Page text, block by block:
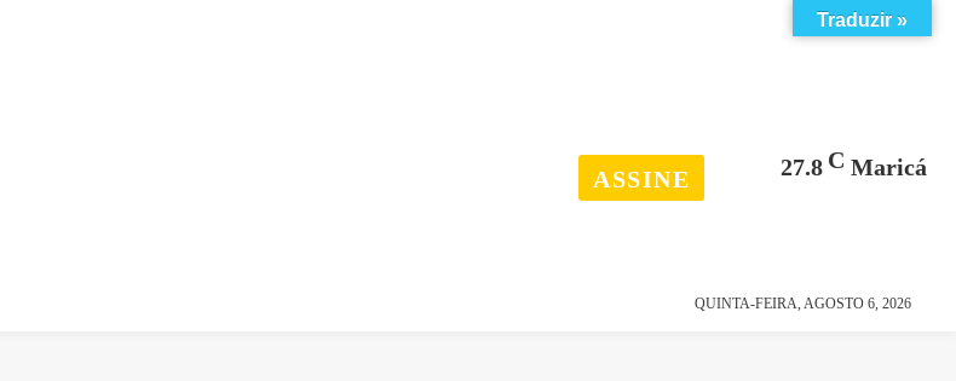
27.8 C Maricá
ASSINE
QUINTA-FEIRA, AGOSTO 6, 2026
Traduzir »